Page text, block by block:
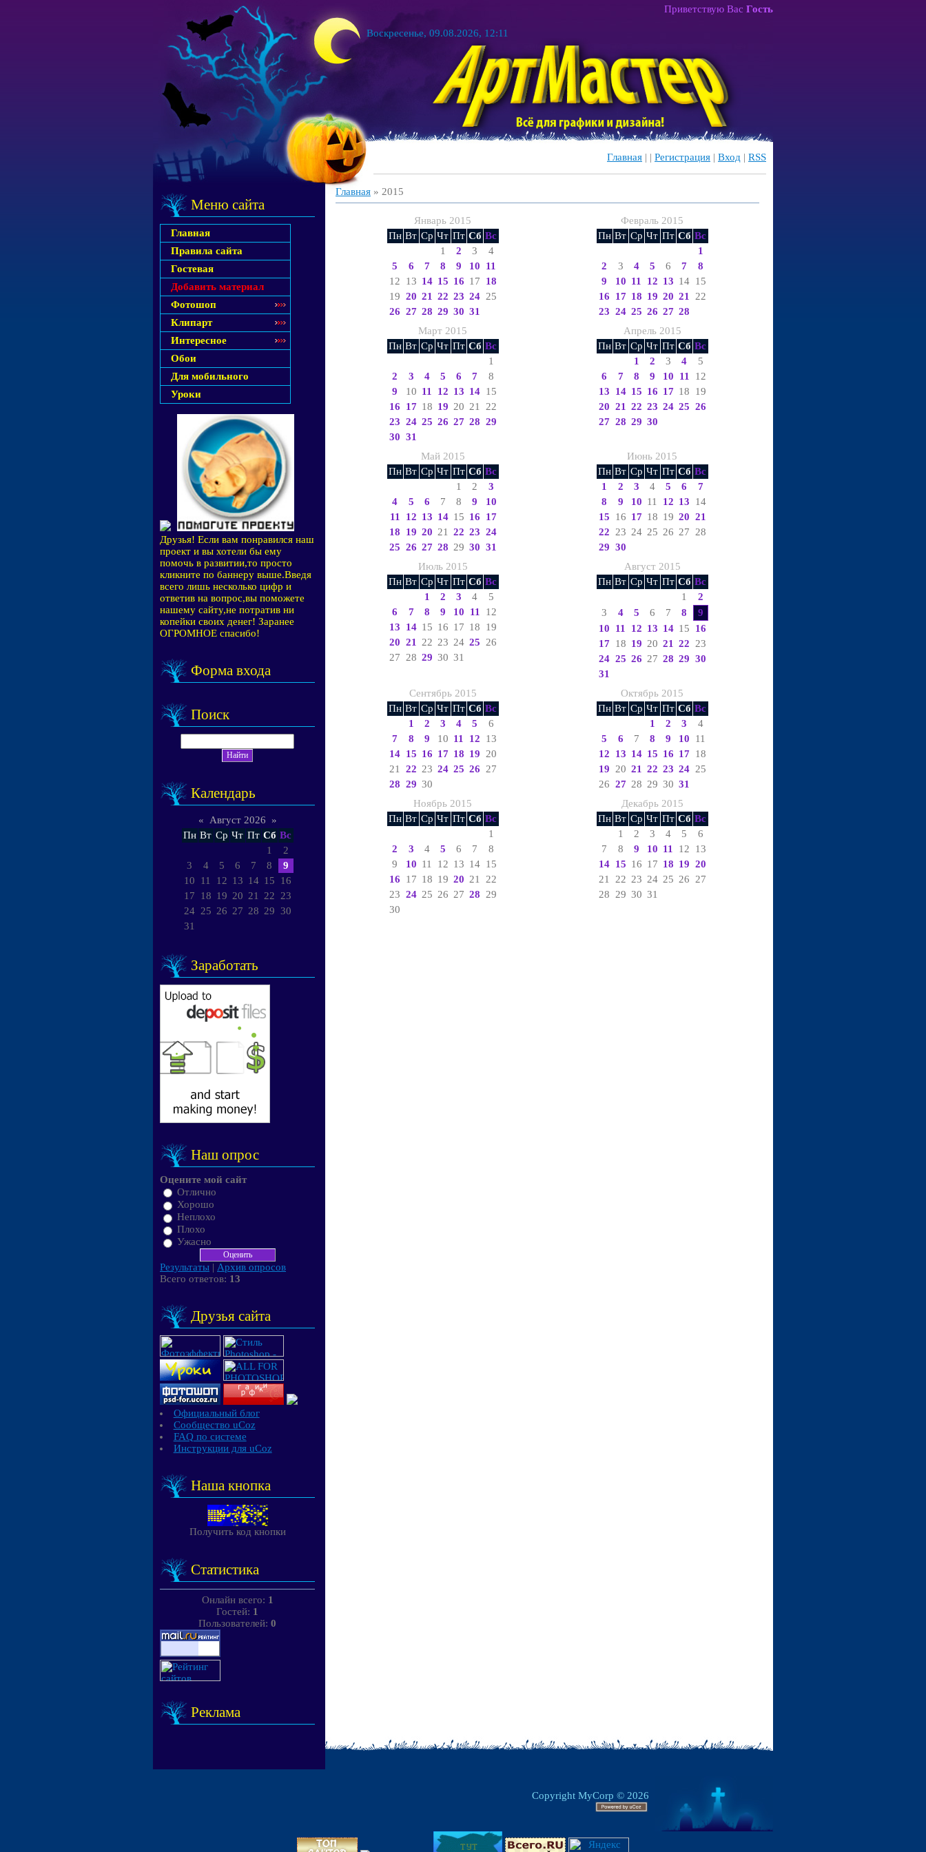
Воскресенье, 09.08.2026, 12:11
Приветствую Вас Гость
Главная | | Регистрация | Вход | RSS
Меню сайта
Главная
Правила сайта
Гостевая
Добавить материал
Фотошоп
Клипарт
Интересное
Обои
Для мобильного
Уроки
Друзья! Если вам понравился наш
проект и вы хотели бы ему
помочь в развитии,то просто
кликните по баннеру выше.Введя
всего лишь несколько цифр и
ответив на вопрос,вы поможете
нашему сайту,не потратив ни
копейки своих денег! Заранее
ОГРОМНОЕ спасибо!
Форма входа
Поиск
Календарь
« Август 2026
»
Пн Вт Ср Чт Пт Сб Вс
1
2
3
4 5 6 7 8
9
10
11 12 13 14 15
16
17
18 19 20 21 22
23
24 25 26 27 28 29 30
31
Заработать
Наш опрос
Оцените мой сайт
Отлично
Хорошо
Неплохо
Плохо
Ужасно
Результаты | Архив опросов
Всего ответов: 13
Друзья сайта
Официальный блог
Сообщество uCoz
FAQ по системе
Инструкции для uCoz
Наша кнопка
Получить код кнопки
Статистика
Онлайн всего: 1
Гостей: 1
Пользователей: 0
Реклама
Главная » 2015
Январь 2015
Пн Вт Ср Чт Пт Сб Вс
1
2 3
4
5
6 7 8 9 10
11
12
13 14 15 16 17
18
19 20 21 22 23 24 25
26 27 28 29 30 31
Февраль 2015
Пн Вт Ср Чт Пт Сб Вс
1
2
3 4 5 6 7
8
9
10 11 12 13 14 15
16
17 18 19 20 21
22
23 24 25 26 27 28
Март 2015
Пн Вт Ср Чт Пт Сб Вс
1
2
3 4 5 6 7
8
9
10 11 12 13 14 15
16
17 18 19 20 21
22
23 24 25 26 27 28 29
30 31
Апрель 2015
Пн Вт Ср Чт Пт Сб Вс
1
2 3 4
5
6
7 8 9 10 11
12
13
14 15 16 17 18
19
20 21 22 23 24 25 26
27 28 29 30
Май 2015
Пн Вт Ср Чт Пт Сб Вс
1
2
3
4
5 6 7 8 9
10
11
12 13 14 15 16
17
18
19 20 21 22 23 24
25 26 27 28 29 30 31
Июнь 2015
Пн Вт Ср Чт Пт Сб Вс
1
2 3 4 5 6
7
8
9 10 11 12 13
14
15
16 17 18 19 20 21
22
23 24 25 26 27
28
29 30
Июль 2015
Пн Вт Ср Чт Пт Сб Вс
1
2 3 4
5
6
7 8 9 10 11
12
13
14 15 16 17 18
19
20 21 22 23 24 25
26
27
28 29 30 31
Август 2015
Пн Вт Ср Чт Пт Сб Вс
1
2
3
4 5 6 7 8
9
10
11 12 13 14 15
16
17 18 19 20 21 22
23
24 25 26 27 28 29 30
31
Сентябрь 2015
Пн Вт Ср Чт Пт Сб Вс
1
2 3 4 5
6
7
8 9 10 11 12
13
14 15 16 17 18 19
20
21
22 23 24 25 26
27
28 29 30
Октябрь 2015
Пн Вт Ср Чт Пт Сб Вс
1
2 3
4
5
6 7 8 9 10
11
12
13 14 15 16 17 18
19
20 21 22 23 24 25
26 27 28 29 30 31
Ноябрь 2015
Пн Вт Ср Чт Пт Сб Вс
1
2
3 4 5 6 7
8
9
10 11 12 13 14 15
16
17 18 19 20 21
22
23 24 25 26 27 28
29
30
Декабрь 2015
Пн Вт Ср Чт Пт Сб Вс
1
2 3 4 5
6
7
8 9 10 11 12
13
14 15 16 17 18 19 20
21
22 23 24 25 26
27
28
29 30 31
Copyright MyCorp © 2026